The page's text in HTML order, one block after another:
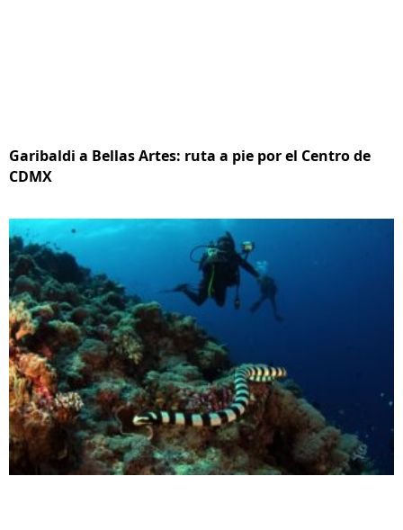
Garibaldi a Bellas Artes: ruta a pie por el Centro de
CDMX